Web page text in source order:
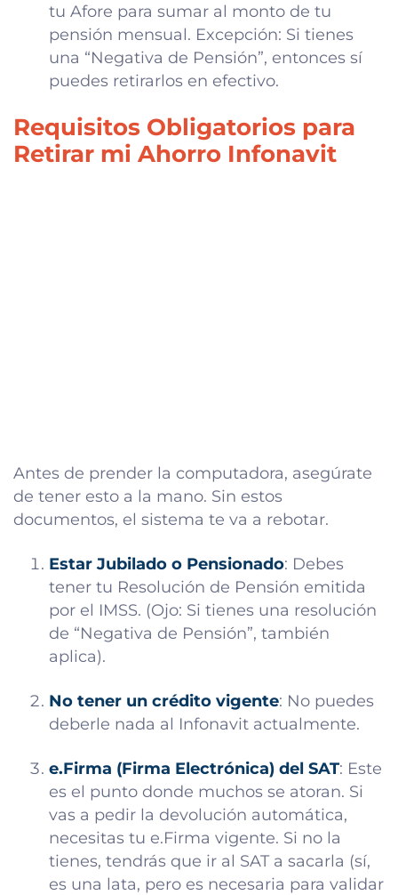
tu Afore para sumar al monto de tu
pensión mensual. Excepción: Si tienes
una “Negativa de Pensión”, entonces sí
puedes retirarlos en efectivo.
Requisitos Obligatorios para
Retirar mi Ahorro Infonavit
Antes de prender la computadora, asegúrate
de tener esto a la mano. Sin estos
documentos, el sistema te va a rebotar.
Estar Jubilado o Pensionado: Debes
tener tu Resolución de Pensión emitida
por el IMSS. (Ojo: Si tienes una resolución
de “Negativa de Pensión”, también
aplica).
No tener un crédito vigente: No puedes
deberle nada al Infonavit actualmente.
e.Firma (Firma Electrónica) del SAT: Este
es el punto donde muchos se atoran. Si
vas a pedir la devolución automática,
necesitas tu e.Firma vigente. Si no la
tienes, tendrás que ir al SAT a sacarla (sí,
es una lata, pero es necesaria para validar